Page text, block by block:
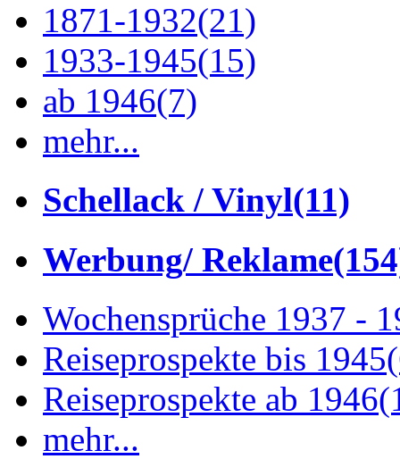
1871-1932(21)
1933-1945(15)
ab 1946(7)
mehr...
Schellack / Vinyl(11)
Werbung/ Reklame
Wochensprüche 1937 -
Reiseprospekte bis 1945
Reiseprospekte ab 1946
mehr...